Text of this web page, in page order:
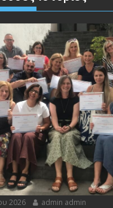
2026 admin admin